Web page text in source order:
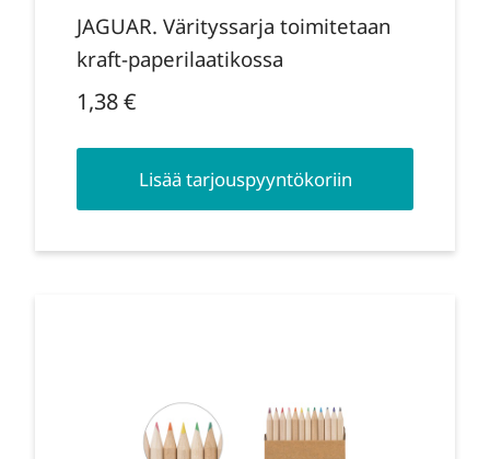
JAGUAR. Värityssarja toimitetaan
kraft-paperilaatikossa
1,38€
Lisää tarjouspyyntökoriin